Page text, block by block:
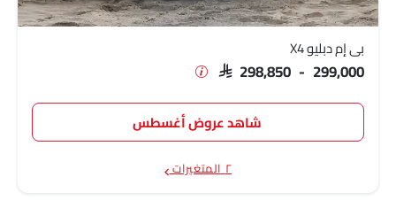
بي إم دبليو X4
SAR 298,850 - 299,000
شاهد عروض أغسطس
٢ المتغيرات